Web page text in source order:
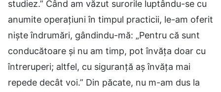
studiez.” Când am văzut surorile luptându-se cu
anumite operațiuni în timpul practicii, le-am oferit
niște îndrumări, gândindu-mă: „Pentru că sunt
conducătoare și nu am timp, pot învăța doar cu
întreruperi; altfel, cu siguranță aș învăța mai
repede decât voi.” Din păcate, nu m-am dus la